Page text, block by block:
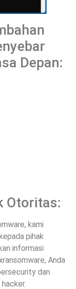
Depan:
Otoritas:
kami
pihak
informasi
Anda
dan